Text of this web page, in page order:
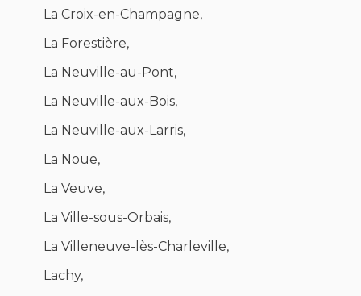
La Croix-en-Champagne,
La Forestière,
La Neuville-au-Pont,
La Neuville-aux-Bois,
La Neuville-aux-Larris,
La Noue,
La Veuve,
La Ville-sous-Orbais,
La Villeneuve-lès-Charleville,
Lachy,